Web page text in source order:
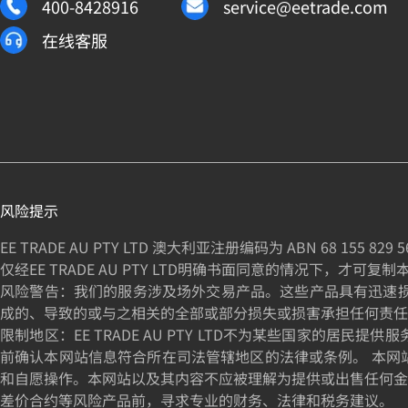
400-8428916
service@eetrade.com
在线客服
风险提示
EE TRADE AU PTY LTD 澳大利亚注册编码为 ABN 68 155 829
仅经EE TRADE AU PTY LTD明确书面同意的情况下，才可复制
风险警告：我们的服务涉及场外交易产品。这些产品具有迅速
成的、导致的或与之相关的全部或部分损失或损害承担任何责
限制地区：EE TRADE AU PTY LTD不为某些国家的居民提供
前确认本网站信息符合所在司法管辖地区的法律或条例。 本
和自愿操作。本网站以及其内容不应被理解为提供或出售任何
差价合约等风险产品前，寻求专业的财务、法律和税务建议。